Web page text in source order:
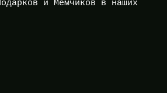
и Мемчиков в наших